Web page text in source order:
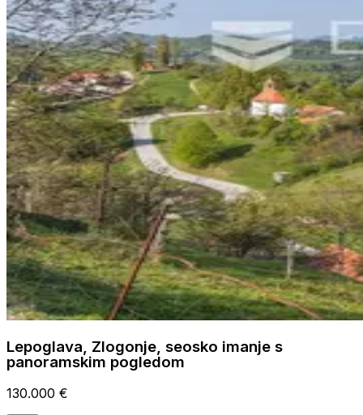
Lepoglava, Zlogonje, seosko imanje s
panoramskim pogledom
130.000 €